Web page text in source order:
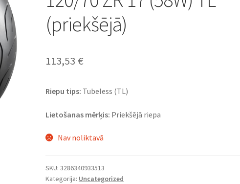
(priekšējā)
113,53 €
Riepu tips: Tubeless (TL)
Lietošanas mērķis: Priekšējā riepa
Nav noliktavā
SKU:3286340933513
Kategorija: Uncategorized